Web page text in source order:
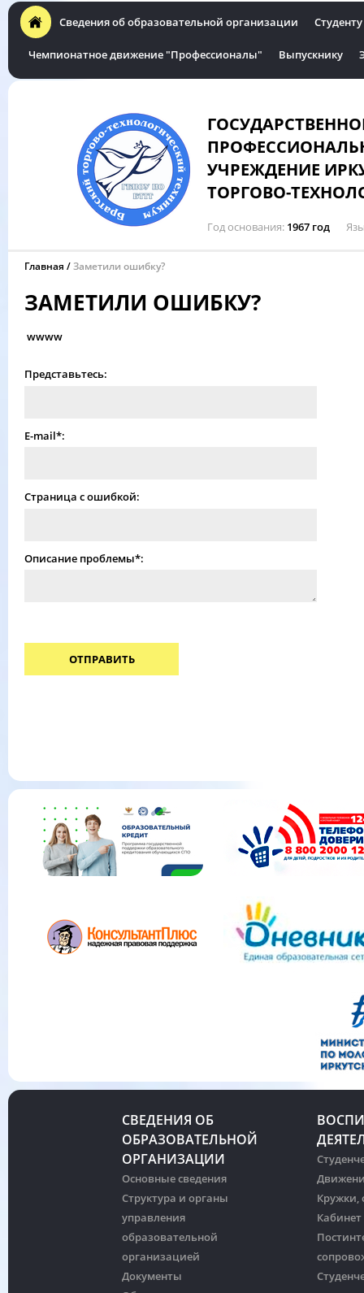
Сведения об образовательной организации Студенту
Чемпионатное движение "Профессионалы" Выпускнику
УЧРЕЖДЕНИЕ
ТОРГОВО-
Год основания 1967 год
Главная Заметили ошибку?
ЗАМЕТИЛИ ОШИБКУ?
wwww
Представьтесь:
E-mail*:
Страница с ошибкой:
Описание проблемы*:
ОТПРАВИТЬ
СВЕДЕНИЯ ОБ
ОБРАЗОВАТЕЛЬНОЙ
ОРГАНИЗАЦИИ
Основные сведения
Структура и органы
управления
образовательной
организацией
Документы
Кружки,